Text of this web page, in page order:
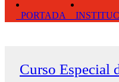
PORTADA
Curso Especial